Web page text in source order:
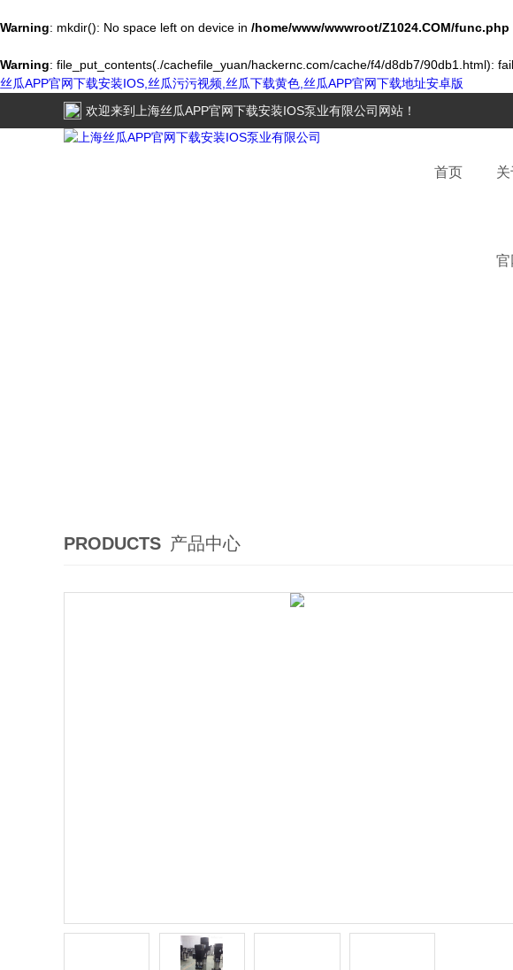
Warning: mkdir(): No space left on device in /home/www/wwwroot/Z1024.COM/func.php
Warning: file_put_contents(./cachefile_yuan/hackernc.com/cache/f4/d8db7/90db1.html):
丝瓜APP官网下载安装IOS,丝瓜污污视频,丝瓜下载黄色,丝瓜APP官网下载地址安卓版
欢迎来到
上海丝瓜APP官网下载安装IOS泵业有限公司 网站！
首页
官
PRODUCTS 产品中心